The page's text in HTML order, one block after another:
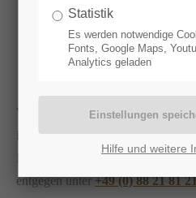
NEHMEN SIE
Wir freuen uns, wenn Sie sich
interessieren.
Ihr Anfrage oder Buchung
entgegen unter+49 (0) 88 21 81
Statistik
Es werden notwendige
Fonts, Google Maps,
Analytics geladen
Hilfe und weitere